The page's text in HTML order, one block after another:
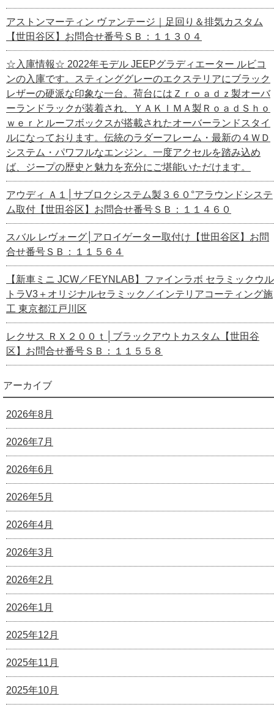
アストンマーティン ヴァンテージ｜足回り＆排気カスタム
【世田谷区】お問合せ番号ＳＢ：１１３０４
☆入庫情報☆ 2022年モデル JEEPグラディエーター ルビコ
ンの入庫です。スティンググレーのエクステリアにブラック
レザーの硬派な印象な一台。荷台にはＺｒｏａｄｚ製オーバ
ーランドラックが装着され、ＹＡＫＩＭＡ製ＲｏａｄＳｈｏ
ｗｅｒとルーフボックスが搭載されたオーバーランドスタイ
ルになっております。伝統のラダーフレーム・最新の４ＷＤ
システム・パワフルなエンジン。一度アクセルを踏み込め
ば、ジープの歴史と魅力を充分にご堪能いただけます。
アウディ Ａ１│サブロクシステム製３６０°アラウンドシステ
ム取付【世田谷区】お問合せ番号ＳＢ：１１４６０
スバル レヴォーグ│アロイゲーター取付け【世田谷区】お問
合せ番号ＳＢ：１１５６４
【新車ミニ JCW／FEYNLAB】ファインラボ セラミックウル
トラV3＋オリジナルセラミック／インテリアコーティング施
工 東京都江戸川区
レクサス ＲＸ２００ｔ│ブラックアウトカスタム【世田谷
区】お問合せ番号ＳＢ：１１５５８
アーカイブ
2026年8月
2026年7月
2026年6月
2026年5月
2026年4月
2026年3月
2026年2月
2026年1月
2025年12月
2025年11月
2025年10月